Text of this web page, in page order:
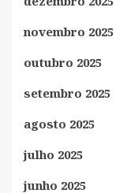
novembro 2025
outubro 2025
setembro 2025
agosto 2025
julho 2025
junho 2025